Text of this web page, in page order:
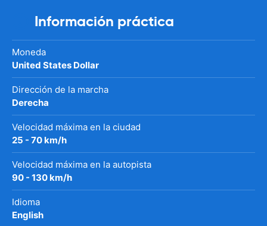
Información práctica
Moneda
United States Dollar
Dirección de la marcha
Derecha
Velocidad máxima en la ciudad
25 - 70 km/h
Velocidad máxima en la autopista
90 - 130 km/h
Idioma
English